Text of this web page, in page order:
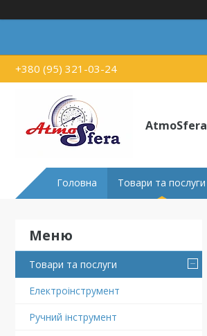
+380 (95) 321-03-24
AtmoSfera
Головна Товари та послуги
Товари та послуги
Електроінструмент
Ручний інструмент